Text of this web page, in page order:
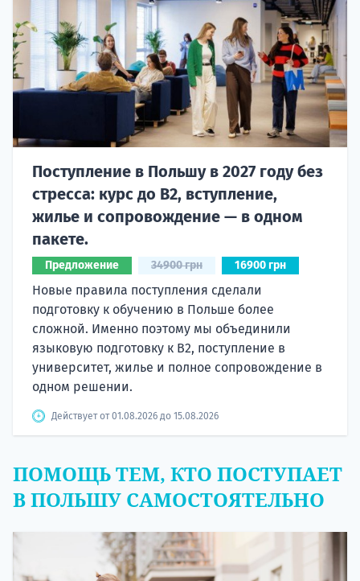
Поступление в Польшу в 2027 году без
стресса: курс до B2, вступление,
жилье и сопровождение — в одном
пакете.
Предложение 34900 грн 16900 грн
Новые правила поступления сделали
подготовку к обучению в Польше более
сложной. Именно поэтому мы объединили
языковую подготовку к В2, поступление в
университет, жилье и полное сопровождение в
одном решении.
Действует от 01.08.2026 до 15.08.2026
ПОМОЩЬ ТЕМ, КТО ПОСТУПАЕТ
В ПОЛЬШУ САМОСТОЯТЕЛЬНО